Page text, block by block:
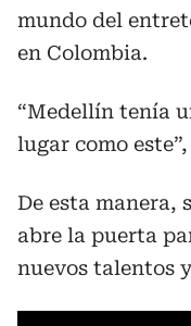
mundo del
en Colombia.
“Medellín tenía
lugar como
De esta manera,
abre la puerta
nuevos talentos